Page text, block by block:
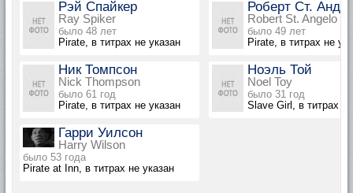
Рэй Спайкер
Ray Spiker
было 48 лет
Pirate, в титрах не указан
Роберт Ст.
Robert St. Angelo
было 49 лет
Pirate, в титрах не
Ник Томпсон
Nick Thompson
было 61 год
Pirate, в титрах не указан
Ноэль Той
Noel Toy
было 31 год
Slave Girl, в титрах
Гарри Уилсон
Harry Wilson
было 53 года
Pirate at Inn, в титрах не указан